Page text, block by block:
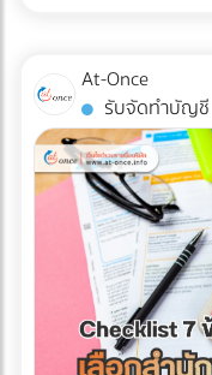
ว่าข้อมูลทุกเส้นทางเงิ
ยกระดับบทบาทสู่
บทบาทของนักบัญชีในปี
จะนำ Data มาวิเคราะ
ช่องทางใช้สิทธิประโยช
ทบจากภาษีคาร์บอน
ให้พร้อมสำหรับการสเกลธุรกิจ บทสรุป: AI ไม่
จับผิดคนทำถูก แต่สร้
ดังนั้น ตราบใดที่งบกา
สอดคล้องกับความเป็
กลัวแต่อย่างใด ไม่แพ้
At-Once
รับจัดทำบัญชี